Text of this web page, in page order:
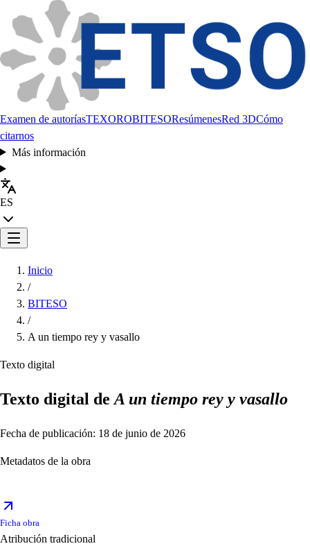
Examen de autoríasTEXOROBITESOResúmenesRed 3DCómo
citarnos
Más información
ES
Inicio
/
BITESO
/
A un tiempo rey y vasallo
Texto digital
Texto digital deA un tiempo rey y vasallo
Fecha de publicación: 18 de junio de 2026
Metadatos de la obra
Ficha obra
Atribución tradicional